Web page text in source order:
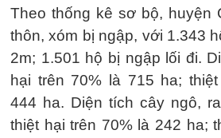
Theo thống kê sơ bộ, huyện
thôn, xóm bị ngập, với 1.343
2m; 1.501 hộ bị ngập lối đi.
hại trên 70% là 715 ha;
444 ha. Diện tích cây ngô,
thiệt hại trên 70% là 242 ha;